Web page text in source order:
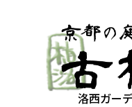
洛西ガー